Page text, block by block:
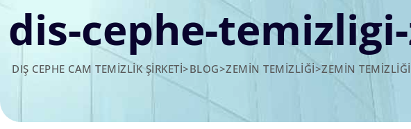
dis-cephe-
DIŞ CEPHE CAM TEMIZLIK ŞIRKETI>BLOG>ZEMIN TEMIZLIĞI>ZEMIN